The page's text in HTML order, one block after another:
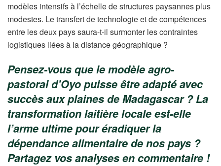
modèles intensifs à l’échelle de structures paysannes plus
modestes. Le transfert de technologie et de compétences
entre les deux pays saura-t-il surmonter les contraintes
logistiques liées à la distance géographique ?
Pensez-vous que le modèle agro-
pastoral d’Oyo puisse être adapté avec
succès aux plaines de Madagascar ? La
transformation laitière locale est-elle
l’arme ultime pour éradiquer la
dépendance alimentaire de nos pays ?
Partagez vos analyses en commentaire !